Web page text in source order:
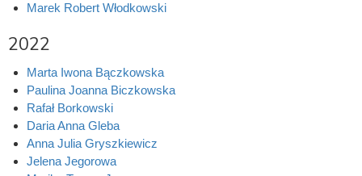
Marek Robert Włodkowski
2022
Marta Iwona Bączkowska
Paulina Joanna Biczkowska
Rafał Borkowski
Daria Anna Gleba
Anna Julia Gryszkiewicz
Jelena Jegorowa